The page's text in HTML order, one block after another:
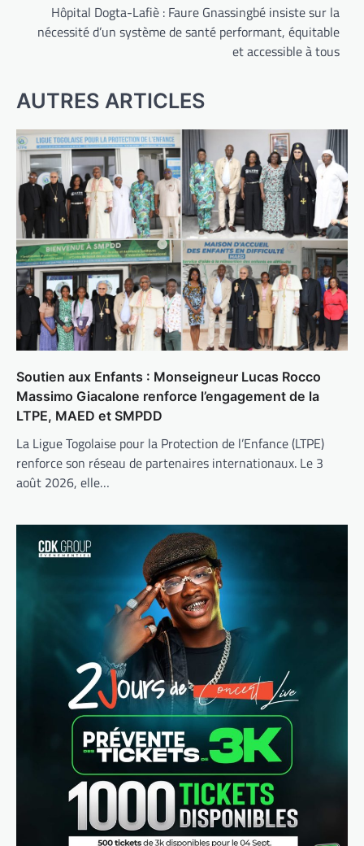
Hôpital Dogta-Lafiè : Faure Gnassingbé insiste sur la
nécessité d’un système de santé performant, équitable
et accessible à tous
AUTRES ARTICLES
Soutien aux Enfants : Monseigneur Lucas Rocco
Massimo Giacalone renforce l’engagement de la
LTPE, MAED et SMPDD
La Ligue Togolaise pour la Protection de l’Enfance (LTPE)
renforce son réseau de partenaires internationaux. Le 3
août 2026, elle…